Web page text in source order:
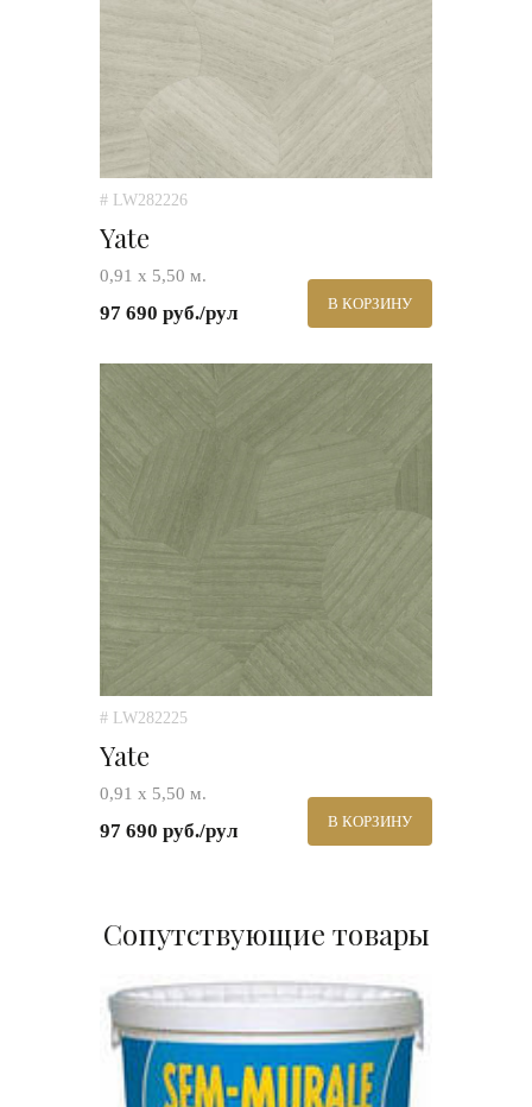
# LW282226
Yate
0,91 х 5,50 м.
97 690 руб./рул В КОРЗИНУ
# LW282225
Yate
0,91 х 5,50 м.
97 690 руб./рул В КОРЗИНУ
Сопутствующие товары